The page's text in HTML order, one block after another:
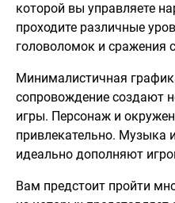
которой вы управляете
проходите различные
головоломок и сражения
Минималистичная
сопровождение создают
игры. Персонаж и
привлекательно. Музыка
идеально дополняют
Вам предстоит пройти